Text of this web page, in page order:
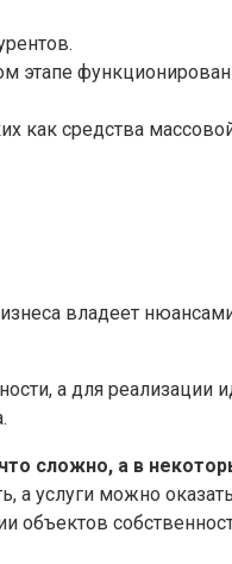
этапе
как средства
владеет
а для
сложно, а в
а услуги можно